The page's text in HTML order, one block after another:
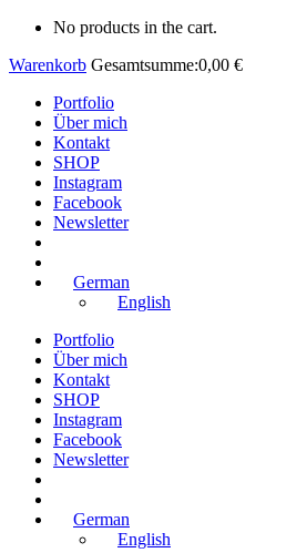
No products in the cart.
Warenkorb Gesamtsumme:0,00 €
Portfolio
Über mich
Kontakt
SHOP
Instagram
Facebook
Newsletter
German
English
Portfolio
Über mich
Kontakt
SHOP
Instagram
Facebook
Newsletter
German
English